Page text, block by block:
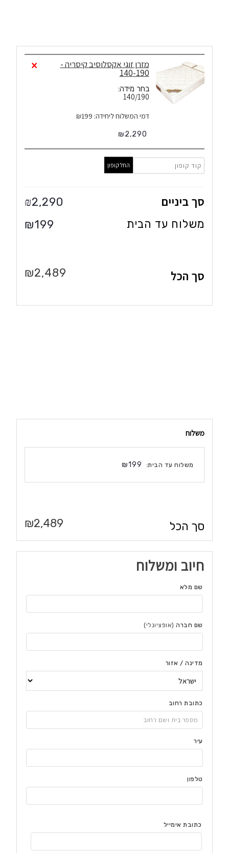
משלוח
משלוח עד הבית: 199
₪
סך הכל 2,489
₪
חיוב ומשלוח
שם מלא
שם חברה (אופציונלי)
מדינה / אזור
כתובת רחוב
עיר
טלפון
כתובת אימייל
1
מזרן זוגי אקסלוסיב קיסריה -
140-190
בחר מידה:
140/190
דמי המשלוח ליחידה: ₪199
2,290
₪
×
החל קופון
סך ביניים 2,290
₪
משלוח עד הבית 199
₪
סך הכל 2,489
₪